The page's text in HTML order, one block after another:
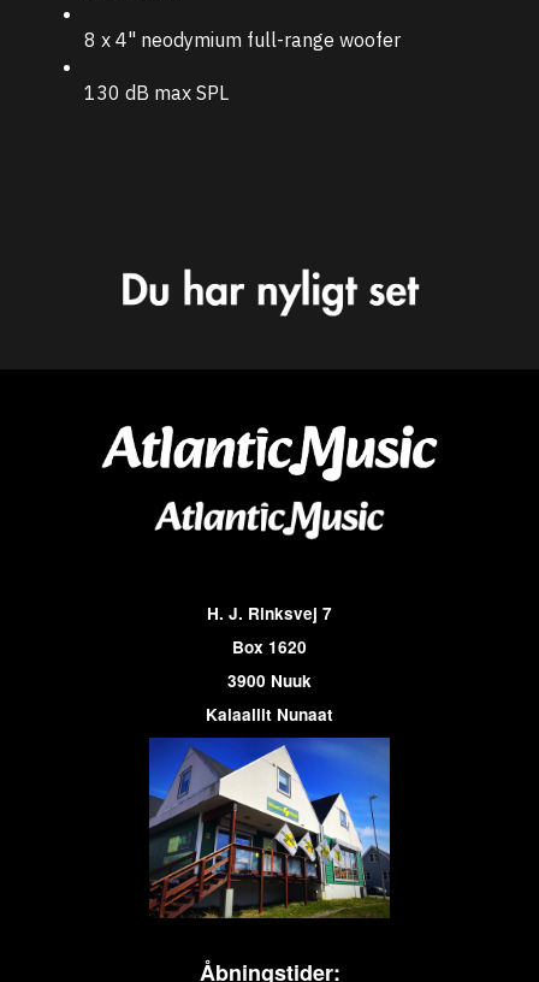
8 x 4" neodymium full-range woofer
130 dB max SPL
H. J. Rinksvej 7
Box 1620
3900 Nuuk
Kalaallit Nunaat
Åbningstider: